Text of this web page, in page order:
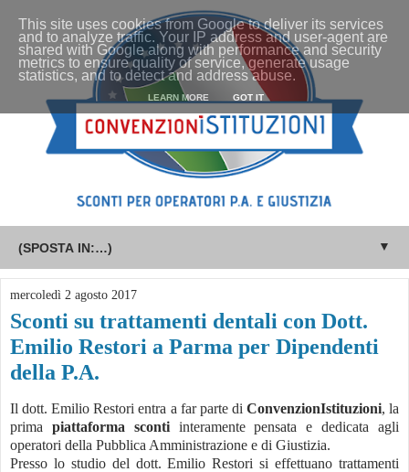
▼
mercoledì 2 agosto 2017
Sconti su trattamenti dentali con Dott.
Emilio Restori a Parma per Dipendenti
della P.A.
Il dott. Emilio Restori entra a far parte di ConvenzionIstituzioni, la
prima piattaforma sconti interamente pensata e dedicata agli
operatori della Pubblica Amministrazione e di Giustizia.
Presso lo studio del dott. Emilio Restori si effettuano trattamenti
This site uses cookies from Google to deliver its services
and to analyze traffic. Your IP address and user-agent are
shared with Google along with performance and security
metrics to ensure quality of service, generate usage
statistics, and to detect and address abuse.
LEARN MORE GOT IT